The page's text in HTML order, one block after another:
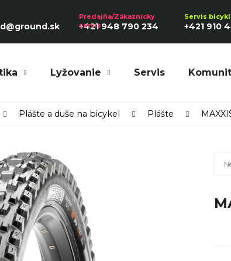
+421 948 790 234 +421 910
Lyžovanie Servis
Plášte a duše na bicykel Plášte
je